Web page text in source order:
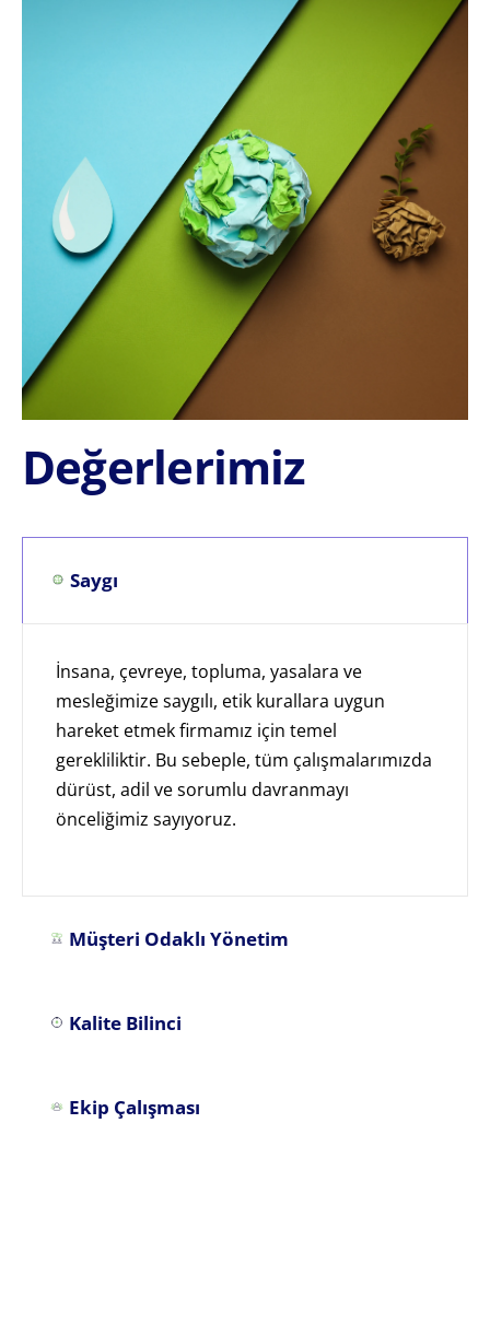
Değerlerimiz
Saygı
İnsana, çevreye, topluma, yasalara ve
mesleğimize saygılı, etik kurallara uygun
hareket etmek firmamız için temel
gerekliliktir. Bu sebeple, tüm çalışmalarımızda
dürüst, adil ve sorumlu davranmayı
önceliğimiz sayıyoruz.
Müşteri Odaklı Yönetim
Kalite Bilinci
Ekip Çalışması